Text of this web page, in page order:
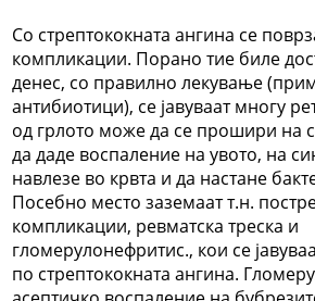
Со стрептококната ангина се
компликации. Порано тие биле
денес, со правилно лекување
антибиотици), се јавуваат многу
од грлото може да се прошири на
да даде воспаление на увото, на
навлезе во крвта и да настане
Посебно место заземаат т.н.
компликации, ревматска треска и
гломерулонефритис., кои се
по стрептококната ангина.